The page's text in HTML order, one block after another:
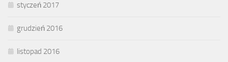
styczeń 2017
grudzień 2016
listopad 2016